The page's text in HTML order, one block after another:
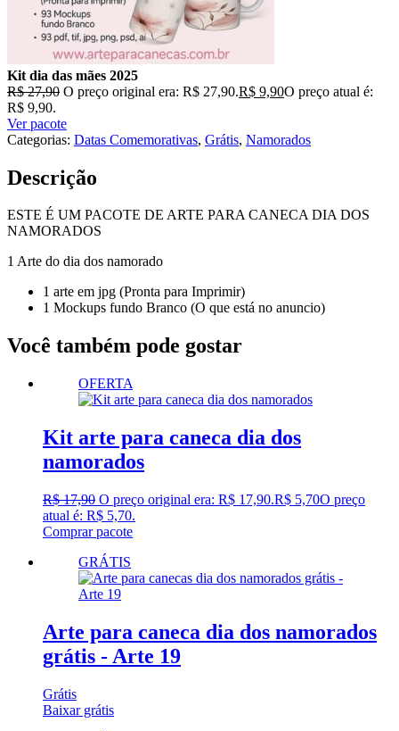
Kit dia das mães 2025
R$27,90 O preço original era: R$ 27,90.R$ 9,90O preço atual é:
R$ 9,90.
Ver pacote
Categorias: Datas Comemorativas, Grátis, Namorados
Descrição
ESTE É UM PACOTE DE ARTE PARA CANECA DIA DOS
NAMORADOS
1 Arte do dia dos namorado
1 arte em jpg (Pronta para Imprimir)
1 Mockups fundo Branco (O que está no anuncio)
Você também pode gostar
OFERTA
Kit arte para caneca dia dos
namorados
R$17,90 O preço original era: R$ 17,90.R$ 5,70O preço
atual é: R$ 5,70.
Comprar pacote
GRÁTIS
Arte para caneca dia dos namorados
grátis - Arte 19
Grátis
Baixar grátis